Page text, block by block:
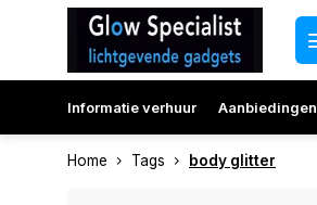
Informatie verhuur Aanbiedingen
Home Tags body glitter